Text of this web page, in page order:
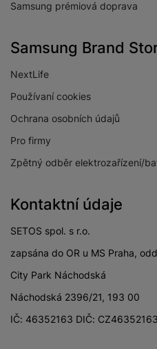
Samsung prémiová doprava
Samsung Brand
NextLife
Používaní cookies
Ochrana osobních údajů
Pro firmy
Zpětný odběr elektrozařízení/
Kontaktní údaje
SETOS spol. s r.o.
zapsána do OR u MS Praha,
City Park Náchodská
Náchodská 2396/21, 193 00
IČ: 46352163 DIČ: CZ46352163